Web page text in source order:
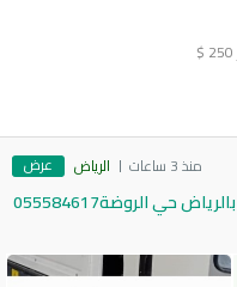
250
$
منذ 3 ساعات الرياض عرض
دينا تخاذ اثاث الى جمعية خيرية بالرياض حي الروضة055584617